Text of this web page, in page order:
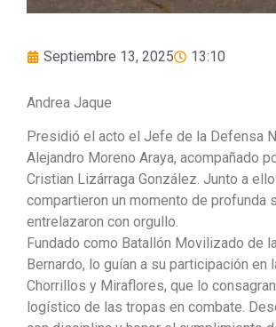
Septiembre 13, 2025 13:10
Andrea Jaque
Presidió el acto el Jefe de la Defensa
Alejandro Moreno Araya, acompañado
Cristian Lizárraga González. Junto a
compartieron un momento de
entrelazaron con orgullo.
Fundado como Batallón Movilizado de
Bernardo, lo guían a su participación
Chorrillos y Miraflores, que lo
logístico de las tropas en combate.